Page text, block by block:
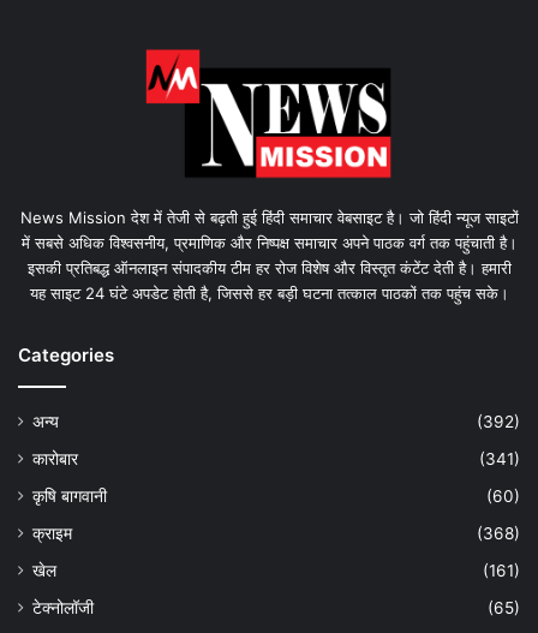
News Mission देश में तेजी से बढ़ती हुई हिंदी समाचार वेबसाइट है। जो हिंदी न्यूज साइटों
में सबसे अधिक विश्वसनीय, प्रमाणिक और निष्पक्ष समाचार अपने पाठक वर्ग तक पहुंचाती है।
इसकी प्रतिबद्ध ऑनलाइन संपादकीय टीम हर रोज विशेष और विस्तृत कंटेंट देती है। हमारी
यह साइट 24 घंटे अपडेट होती है, जिससे हर बड़ी घटना तत्काल पाठकों तक पहुंच सके।
Categories
अन्य
(392)
कारोबार
(341)
कृषि बागवानी
(60)
क्राइम
(368)
खेल
(161)
टेक्नोलॉजी
(65)